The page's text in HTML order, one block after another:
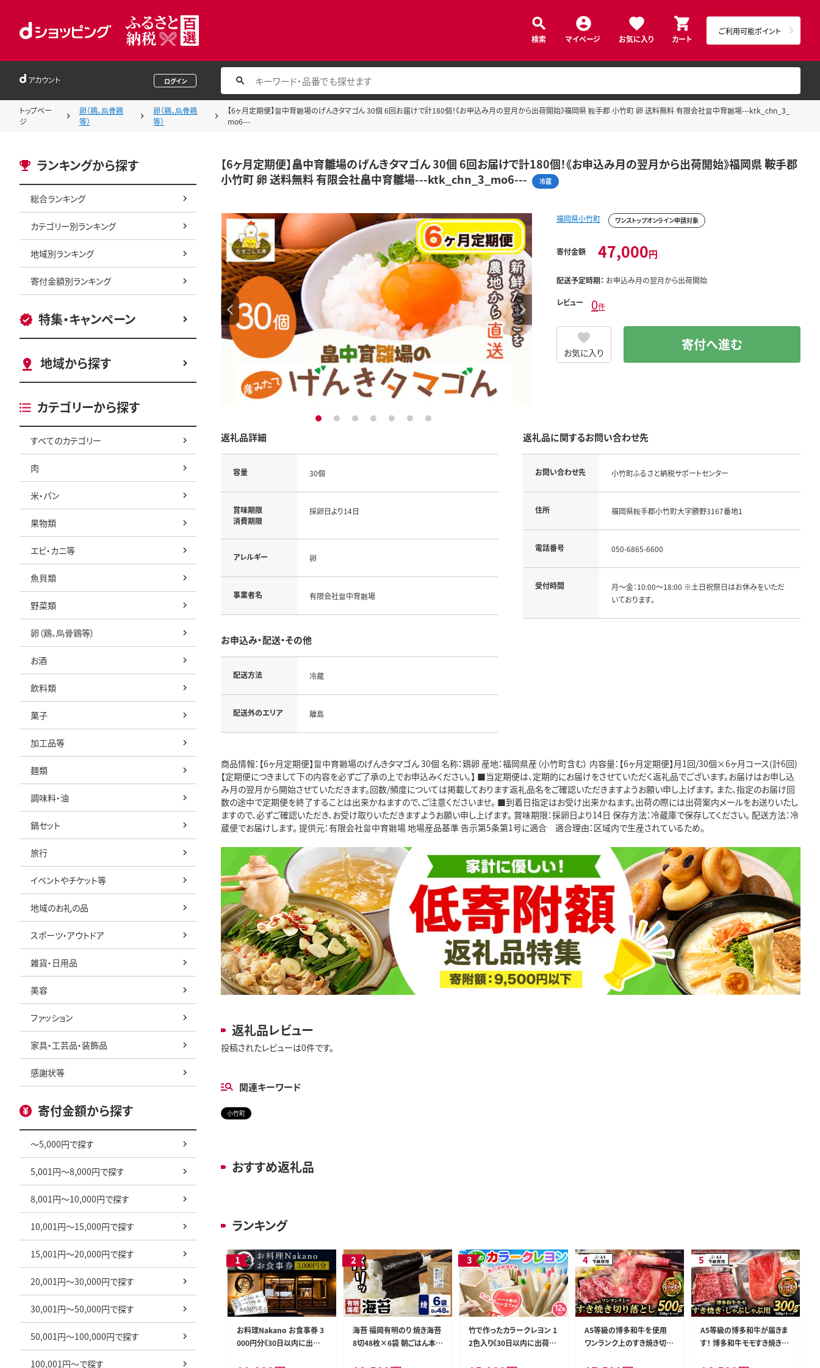
検索 マイページ お気に入り カート
ご利用可能ポイント
アカウント ログイン
トップペー
ジ
卵（鶏、烏骨鶏
等）
卵（鶏、烏骨鶏
等）
【6ヶ月定期便】畠中育雛場のげんきタマゴん 30個 6回お届けで計180個！《お申込み月の翌月から出荷開始》福岡県 鞍手郡 小竹町 卵 送料無料 有限会社畠中育雛場---ktk_chn_3_
mo6---
ランキングから探す
総合ランキング
カテゴリー別ランキング
地域別ランキング
寄付金額別ランキング
特集・キャンペーン
地域から探す
カテゴリーから探す
すべてのカテゴリー
肉
米・パン
果物類
エビ・カニ等
魚貝類
野菜類
卵（鶏、烏骨鶏等）
お酒
飲料類
菓子
加工品等
麺類
調味料・油
鍋セット
旅行
イベントやチケット等
地域のお礼の品
スポーツ・アウトドア
雑貨・日用品
美容
ファッション
家具・工芸品・装飾品
感謝状等
寄付金額から探す
～5,000円で探す
5,001円～8,000円で探す
8,001円～10,000円で探す
10,001円～15,000円で探す
15,001円～20,000円で探す
20,001円～30,000円で探す
30,001円～50,000円で探す
50,001円～100,000円で探す
100,001円～で探す
【6ヶ月定期便】畠中育雛場のげんきタマゴん 30個 6回お届けで計180個！《お申込み月の翌月から出荷開始》福岡県 鞍手郡
小竹町 卵 送料無料 有限会社畠中育雛場---ktk_chn_3_mo6---
冷蔵
1 2 3 4 5 6 7
福岡県小竹町 ワンストップオンライン申請対象
寄付金額 47,000円
配送予定時期： お申込み月の翌月から出荷開始
レビュー 0件
お気に入り 寄付へ進む
返礼品詳細
容量 30個
賞味期限
消費期限
採卵日より14日
アレルギー 卵
事業者名 有限会社畠中育雛場
お申込み・配送・その他
配送方法 冷蔵
配送外のエリア 離島
返礼品に関するお問い合わせ先
お問い合わせ先 小竹町ふるさと納税サポートセンター
住所 福岡県鞍手郡小竹町大字勝野3167番地1
電話番号 050-6865-6600
受付時間
月～金：10:00～18:00 ※土日祝祭日はお休みをいただ
いております。
商品情報：【6ヶ月定期便】畠中育雛場のげんきタマゴん 30個 名称：鶏卵 産地：福岡県産（小竹町含む） 内容量：【6ヶ月定期便】月1回/30個×6ヶ月コース(計6回)
【定期便につきまして下の内容を必ずご了承の上でお申込みください。】 ■当定期便は、定期的にお届けをさせていただく返礼品でございます。お届けはお申し込
み月の翌月から開始させていただきます。回数/頻度については掲載しております返礼品名をご確認いただきますようお願い申し上げます。 また、指定のお届け回
数の途中で定期便を終了することは出来かねますので、ご注意くださいませ。 ■到着日指定はお受け出来かねます。出荷の際には出荷案内メールをお送りいたし
ますので、必ずご確認いただき、お受け取りいただきますようお願い申し上げます。 賞味期限：採卵日より14日 保存方法：冷蔵庫で保存してください。 配送方法：冷
蔵便でお届けします。 提供元：有限会社畠中育雛場 地場産品基準 告示第5条第1号に適合 適合理由：区域内で生産されているため。
返礼品レビュー
投稿されたレビューは0件です。
関連キーワード
小竹町
おすすめ返礼品
ランキング
お料理Nakano お食事券 3
000円分《30日以内に出荷
海苔 福岡有明のり 焼き海苔
8切48枚×6袋 朝ごはん本舗
竹で作ったカラークレヨン 1
2色入り《30日以内に出荷予
A5等級の博多和牛を使用
ワンランク上のすき焼き切り
A5等級の博多和牛が届きま
す！ 博多和牛モモすき焼きし